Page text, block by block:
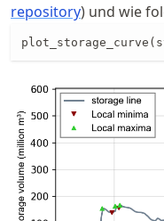
repository) und wie